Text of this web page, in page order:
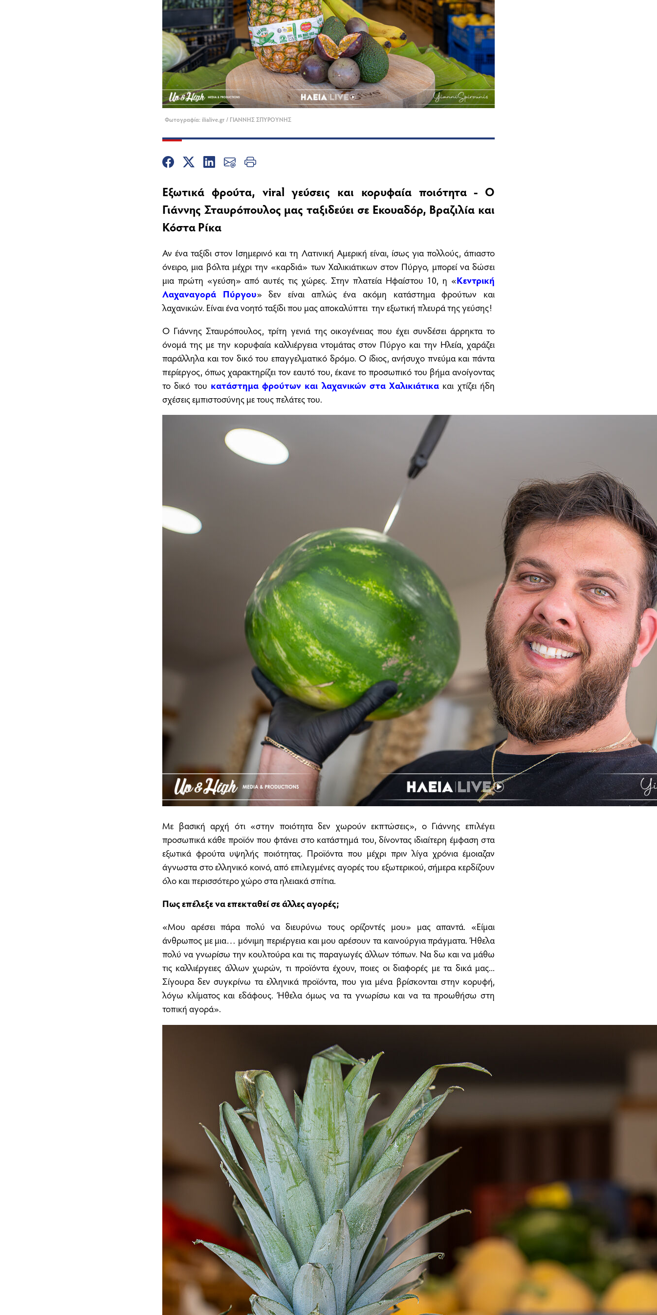
Φωτογραφία: ilialive.gr / ΓΙΑΝΝΗΣ ΣΠΥΡΟΥΝΗΣ
Εξωτικά φρούτα, viral γεύσεις και κορυφαία ποιότητα - Ο
Γιάννης Σταυρόπουλος μας ταξιδεύει σε Εκουαδόρ, Βραζιλία και
Κόστα Ρίκα
Αν ένα ταξίδι στον Ισημερινό και τη Λατινική Αμερική είναι, ίσως για πολλούς, άπιαστο
όνειρο, μια βόλτα μέχρι την «καρδιά» των Χαλικιάτικων στον Πύργο, μπορεί να δώσει
μια πρώτη «γεύση» από αυτές τις χώρες. Στην πλατεία Ηφαίστου 10, η «Κεντρική
Λαχαναγορά Πύργου» δεν είναι απλώς ένα ακόμη κατάστημα φρούτων και
λαχανικών. Είναι ένα νοητό ταξίδι που μας αποκαλύπτει την εξωτική πλευρά της γεύσης!
Ο Γιάννης Σταυρόπουλος, τρίτη γενιά της οικογένειας που έχει συνδέσει άρρηκτα το
όνομά της με την κορυφαία καλλιέργεια ντομάτας στον Πύργο και την Ηλεία, χαράζει
παράλληλα και τον δικό του επαγγελματικό δρόμο. Ο ίδιος, ανήσυχο πνεύμα και πάντα
περίεργος, όπως χαρακτηρίζει τον εαυτό του, έκανε το προσωπικό του βήμα ανοίγοντας
το δικό του κατάστημα φρούτων και λαχανικών στα Χαλικιάτικα και χτίζει ήδη
σχέσεις εμπιστοσύνης με τους πελάτες του.
Με βασική αρχή ότι «στην ποιότητα δεν χωρούν εκπτώσεις», ο Γιάννης επιλέγει
προσωπικά κάθε προϊόν που φτάνει στο κατάστημά του, δίνοντας ιδιαίτερη έμφαση στα
εξωτικά φρούτα υψηλής ποιότητας. Προϊόντα που μέχρι πριν λίγα χρόνια έμοιαζαν
άγνωστα στο ελληνικό κοινό, από επιλεγμένες αγορές του εξωτερικού, σήμερα κερδίζουν
όλο και περισσότερο χώρο στα ηλειακά σπίτια.
Πως επέλεξε να επεκταθεί σε άλλες αγορές;
«Μου αρέσει πάρα πολύ να διευρύνω τους ορίζοντές μου» μας απαντά. «Είμαι
άνθρωπος με μια… μόνιμη περιέργεια και μου αρέσουν τα καινούργια πράγματα. Ήθελα
πολύ να γνωρίσω την κουλτούρα και τις παραγωγές άλλων τόπων. Να δω και να μάθω
τις καλλιέργειες άλλων χωρών, τι προϊόντα έχουν, ποιες οι διαφορές με τα δικά μας...
Σίγουρα δεν συγκρίνω τα ελληνικά προϊόντα, που για μένα βρίσκονται στην κορυφή,
λόγω κλίματος και εδάφους. Ήθελα όμως να τα γνωρίσω και να τα προωθήσω στη
τοπική αγορά».